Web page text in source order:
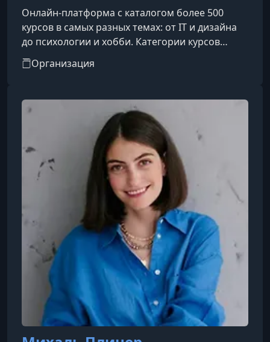
Онлайн-платформа с каталогом более 500
курсов в самых разных темах: от IT и дизайна
до психологии и хобби. Категории курсов
охватывают такие направления, как IT, бизнес,
дизайн, психология, творчество, блогинг, уход
Организация